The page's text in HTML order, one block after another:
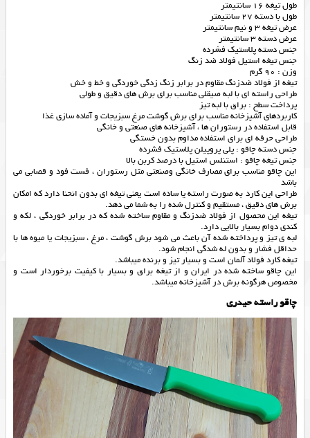
طول تیغه 16 سانتیمتر
طول با دسته 27 سانتیمتر
عرض تیغه 3 و نیم سانتیمتر
عرض دسته 3 سانتیمتر
جنس دسته پلاستیک فشرده
جنس تیغه استیل فولاد ضد زنگ
وزن : 90 گرم
تیغه از فولاد ضدزنگ مقاوم در برابر زنگ زدگی خوردگی و خط و خش
طراحی راسته ای با لبه صیقلی مناسب برای برش های دقیق و طولی
پرداخت سطح : براق با لبه تیز
کاربردهای آشپزخانه مناسب برای برش گوشت مرغ سبزیجات و آماده سازی غذا
قابل استفاده در رستوران ها ، آشپزخانه های صنعتی و خانگی
طراحی حرفه ای برای استفاده مداوم بدون خستگی
جنس دسته چاقو : پلی پروپیلن پلاستیک فشرده
جنس تیغه چاقو : استنلس استیل با درصد کربن بالا
این چاقو مناسب برای مصارف خانگی وصنعتی مثل رستوران ، فست فود و قصابی می
باشد
طراحی این کارد به صورت راسته یا ساده است یعنی تیغه ای بدون انحنا دارد که امکان
برش های دقیق ، مستقیم و کنترل شده را به شما می دهد.
تیغه این محصول از فولاد ضدزنگ و مقاوم ساخته شده که در برابر خوردگی ، لکه و
کندی دوام بسیار بالایی دارد.
لبه ی تیز و پرداخته شده آن باعث می شود برش گوشت ، مرغ ، سبزیجات یا میوه ها با
حداقل فشار و بدون له شدگی انجام شود.
تیغه کارد فولاد آلمان است و بسیار تیز و برنده میباشد.
این چاقو ساخته شده در ایران و از تیغه براق و بسیار با کیفیت برخوردار است و
مخصوص هرگونه برش در آشپزخانه میباشد.
چاقو راسته حیدری